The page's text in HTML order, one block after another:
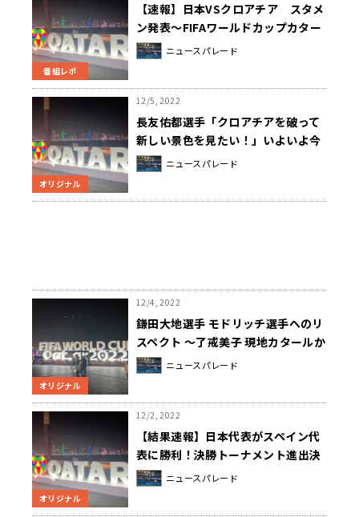
番組レポ
【速報】日本VSクロアチア スタメ
ン発表〜FIFAワールドカップカター
ル大会ニュースパレード
オリジナル
12/5, 2022
長友佑都選手「クロアチアを破って
新しい景色を見たい！」いよいよ今
夜ベスト8懸けてクロアチア戦
ニュースパレード
オリジナル
12/4, 2022
鎌田大地選手 モドリッチ選手へのリ
スペクト ～了戒美子 現地カタールか
らクロアチア戦直前レポート
ニュースパレード
オリジナル
12/2, 2022
【結果速報】日本代表がスペイン代
表に勝利！決勝トーナメント進出決
定！！ニュースパレード